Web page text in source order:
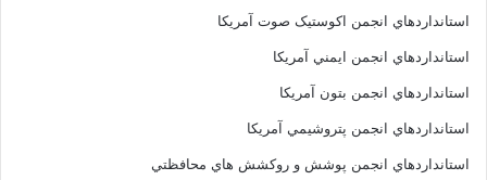
استانداردهاي انجمن اکوستيک صوت آمريکا
استانداردهاي انجمن ايمني آمريکا
استانداردهاي انجمن بتون آمريکا
استانداردهاي انجمن پتروشيمي آمريکا
استانداردهاي انجمن پوشش و روکشش هاي محافظتي